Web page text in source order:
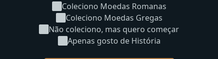
Coleciono Moedas Romanas
Coleciono Moedas Gregas
Não coleciono, mas quero começar
Apenas gosto de História